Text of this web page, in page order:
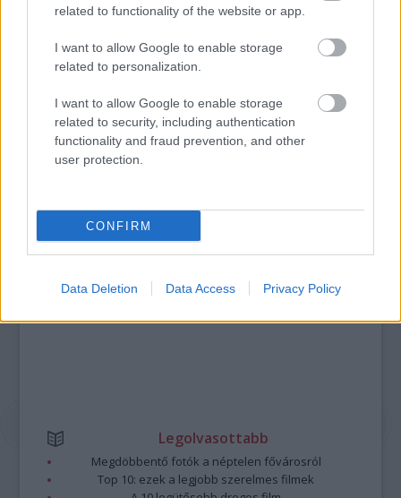
related to functionality of the website or app.
I want to allow Google to enable storage
related to personalization.
I want to allow Google to enable storage
related to security, including authentication
functionality and fraud prevention, and other
user protection.
CONFIRM
Data Deletion Data Access Privacy Policy
SZÁGULDÁS, SÁRKÁNYOK, ROSSZFIÚK – A NYÁR
10 LEGKEDVELTEBB MOZIJA MAGYARORSZÁGON
A bejegyzés trackback címe:
A hozzászólások avonatkozó jogszabályok
minősülnek, értük aszolgáltatás technikai
Felhasználási feltételekben adatvédelmi tájékoztatóban
Legolvasottabb
Megdöbbentő fotók a néptelen fővárosról
Top 10: ezek a legjobb szerelmes filmek